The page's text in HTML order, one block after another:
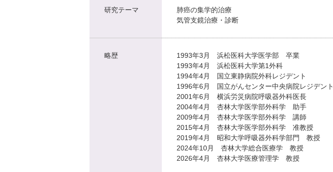
研究テーマ
肺癌の集学的治療
気管支鏡治療・診断
略歴
1993年3月 浜松医科大学医学部 卒業
1993年4月 浜松医科大学第1外科
1994年4月 国立東静病院外科レジデント
1996年6月 国立がんセンター中央病院レジデント
2001年6月 横浜労災病院呼吸器外科医長
2004年4月 杏林大学医学部外科学 助手
2009年4月 杏林大学医学部外科学 講師
2015年4月 杏林大学医学部外科学 准教授
2019年4月 昭和大学呼吸器外科学部門 教授
2024年10月 杏林大学総合医療学 教授
2026年4月 杏林大学医療管理学 教授